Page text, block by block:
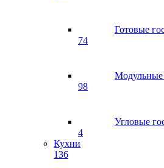
Готовые
74
Модульные
98
Угловые
4
Кухни
136